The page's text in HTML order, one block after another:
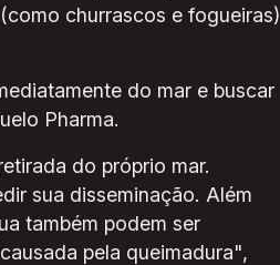
churrascos e fogueiras)
do mar e buscar
Pharma.
do próprio mar.
sua disseminação. Além
também podem ser
pela queimadura",